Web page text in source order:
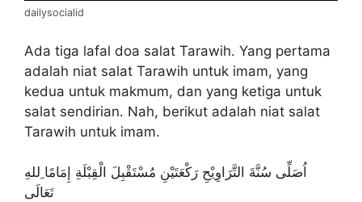
dailysocialid
Ada tiga lafal doa salat Tarawih. Yang pertama
adalah niat salat Tarawih untuk imam, yang
kedua untuk makmum, dan yang ketiga untuk
salat sendirian. Nah, berikut adalah niat salat
Tarawih untuk imam.
اُصَلِّى سُنَّةَ التَّرَاوِيْحِ رَكْعَتَيْنِ مُسْتَقْبِلَ الْقِبْلَةِ إِمَامًا ِللهِ
تَعَالَى